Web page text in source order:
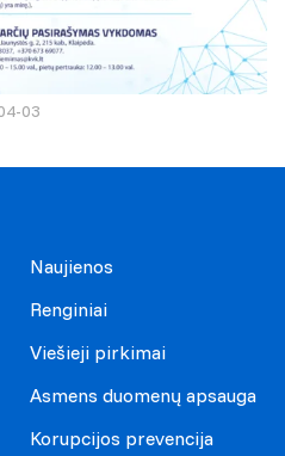
03
Naujienos
Renginiai
Viešieji pirkimai
Asmens duomenų apsauga
Korupcijos prevencija